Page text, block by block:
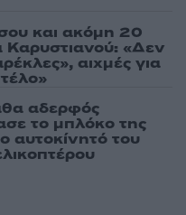
και ακόμη 20
«Δεν
αιχμές για
αδερφός
το μπλόκο της
αυτοκίνητό του